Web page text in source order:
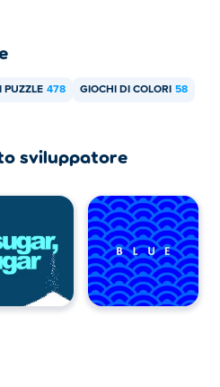
PUZZLE 478 GIOCHI DI COLORI 58
sviluppatore